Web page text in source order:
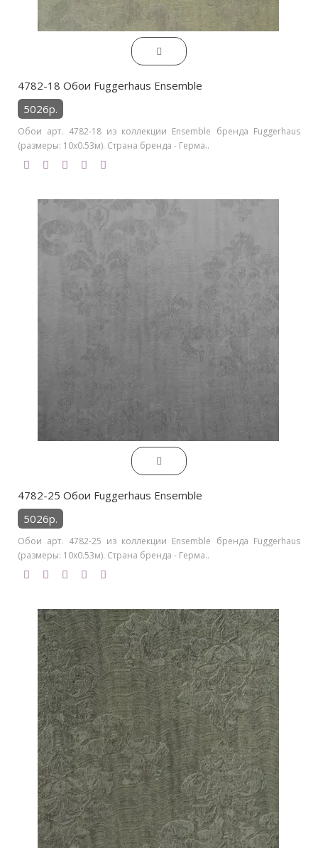
4782-18 Обои Fuggerhaus Ensemble
5026р.
Обои арт. 4782-18 из коллекции Ensemble бренда Fuggerhaus
(размеры: 10х0.53м). Страна бренда - Герма..
4782-25 Обои Fuggerhaus Ensemble
5026р.
Обои арт. 4782-25 из коллекции Ensemble бренда Fuggerhaus
(размеры: 10х0.53м). Страна бренда - Герма..